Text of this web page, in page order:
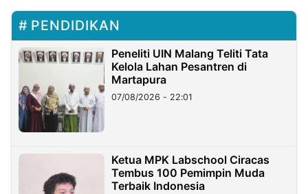
PENDIDIKAN
Peneliti UIN Malang Teliti Tata
Kelola Lahan Pesantren di
Martapura
07/08/2026 - 22:01
Ketua MPK Labschool Ciracas
Tembus 100 Pemimpin Muda
Terbaik Indonesia